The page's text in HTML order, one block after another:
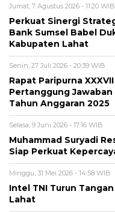
Jumat, 7 Agustus 2026 - 11:20 WIB
Perkuat Sinergi
Bank Sumsel Babel
Kabupaten Lahat
Senin, 27 Juli 2026 - 20:39 WIB
Rapat Paripurna
Pertanggung Jawaban
Tahun Anggaran 2025
Selasa, 9 Juni 2026 - 17:16 WIB
Muhammad Suryadi
Siap Perkuat
Minggu, 31 Mei 2026 - 14:58 WIB
Intel TNI Turun
Lahat